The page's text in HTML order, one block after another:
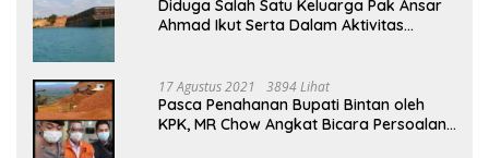
Diduga Salah Satu Keluarga Pak Ansar
Ahmad Ikut Serta Dalam Aktivitas
17 Agustus 2021 3894 Lihat
Pasca Penahanan Bupati Bintan oleh
KPK, MR Chow Angkat Bicara Persoalan